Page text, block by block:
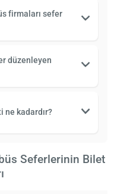
firmaları sefer
düzenleyen
ne kadardır?
Seferlerinin Bilet